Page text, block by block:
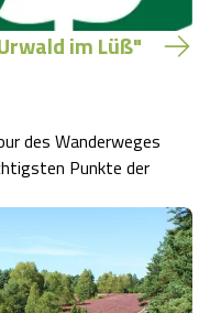
im Lüß"
Punkte der